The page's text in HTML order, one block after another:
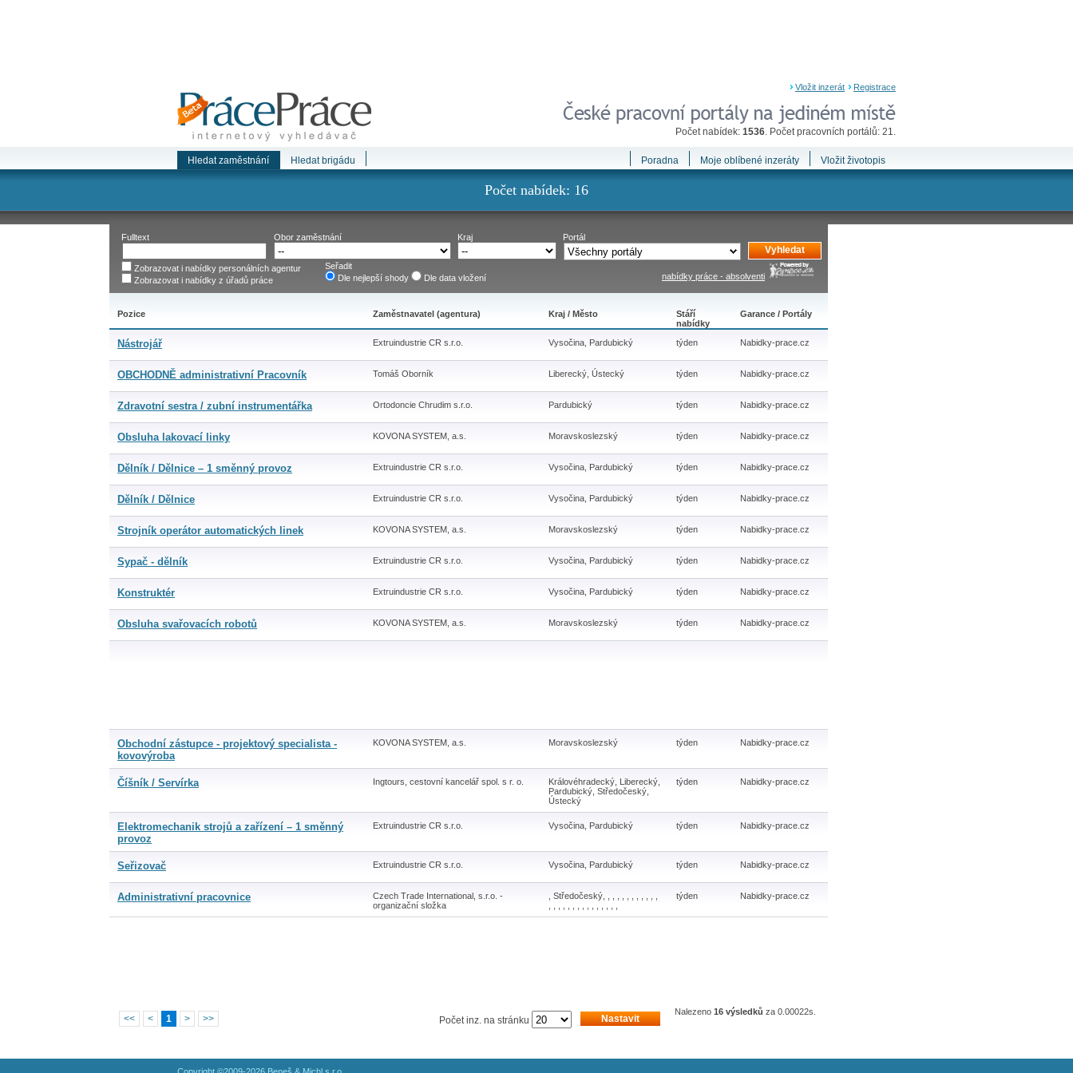
Vložit inzerát Registrace
Počet nabídek: 1536. Počet pracovních portálů: 21.
Hledat zaměstnání Hledat brigádu Poradna Moje oblíbené inzeráty Vložit životopis
Počet nabídek: 16
Fulltext Obor zaměstnání Kraj Portál
Vyhledat
Zobrazovat i nabídky personálních agentur
Zobrazovat i nabídky z úřadů práce
Seřadit
Dle nejlepší shody
Dle data vložení nabídky práce - absolventi
Pozice Zaměstnavatel (agentura) Kraj / Město
Stáří
nabídky
Garance / Portály
Nástrojář Extruindustrie CR s.r.o. Vysočina, Pardubický týden Nabidky-prace.cz
OBCHODNĚ administrativní Pracovník Tomáš Oborník Liberecký, Ústecký týden Nabidky-prace.cz
Zdravotní sestra / zubní instrumentářka Ortodoncie Chrudim s.r.o. Pardubický týden Nabidky-prace.cz
Obsluha lakovací linky KOVONA SYSTEM, a.s. Moravskoslezský týden Nabidky-prace.cz
Dělník / Dělnice – 1 směnný provoz Extruindustrie CR s.r.o. Vysočina, Pardubický týden Nabidky-prace.cz
Dělník / Dělnice Extruindustrie CR s.r.o. Vysočina, Pardubický týden Nabidky-prace.cz
Strojník operátor automatických linek KOVONA SYSTEM, a.s. Moravskoslezský týden Nabidky-prace.cz
Sypač - dělník Extruindustrie CR s.r.o. Vysočina, Pardubický týden Nabidky-prace.cz
Konstruktér Extruindustrie CR s.r.o. Vysočina, Pardubický týden Nabidky-prace.cz
Obsluha svařovacích robotů KOVONA SYSTEM, a.s. Moravskoslezský týden Nabidky-prace.cz
Obchodní zástupce - projektový specialista -
kovovýroba
KOVONA SYSTEM, a.s. Moravskoslezský týden Nabidky-prace.cz
Číšník / Servírka Ingtours, cestovní kancelář spol. s r. o.
Královéhradecký, Liberecký,
Pardubický, Středočeský,
Ústecký
týden Nabidky-prace.cz
Elektromechanik strojů a zařízení – 1 směnný
provoz
Extruindustrie CR s.r.o. Vysočina, Pardubický týden Nabidky-prace.cz
Seřizovač Extruindustrie CR s.r.o. Vysočina, Pardubický týden Nabidky-prace.cz
Administrativní pracovnice
Czech Trade International, s.r.o. -
organizační složka
, Středočeský, , , , , , , , , , , ,
týden Nabidky-prace.cz
Nalezeno 16 výsledků za 0.00022s.
<< < 1 > >> Počet inz. na stránku Nastavit